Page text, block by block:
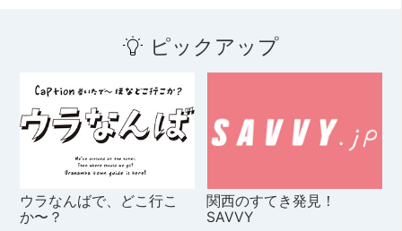
ピックアップ
ウラなんばで、どこ行こ
か〜？
関西のすてき発見！
SAVVY